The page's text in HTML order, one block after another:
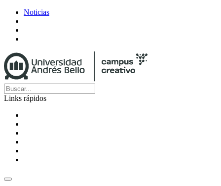
Noticias
Links rápidos